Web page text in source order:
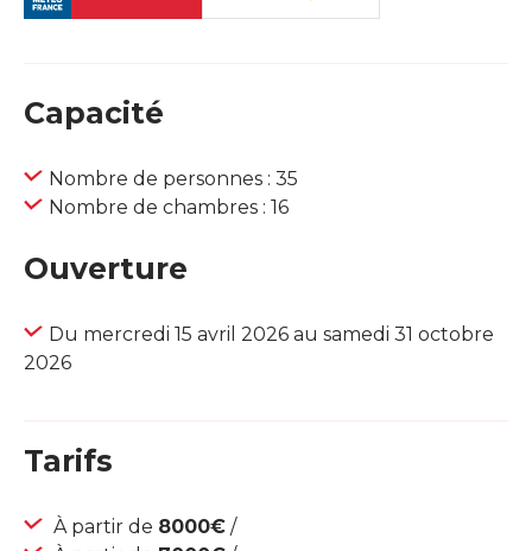
Capacité
Nombre de personnes : 35
Nombre de chambres : 16
Ouverture
Du mercredi 15 avril 2026 au samedi 31 octobre
2026
Tarifs
À partir de 8000€ /